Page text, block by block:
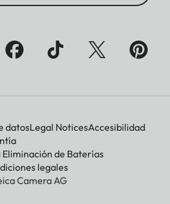
datosLegal NoticesAccesibilidad
de Baterías
legales
Camera AG